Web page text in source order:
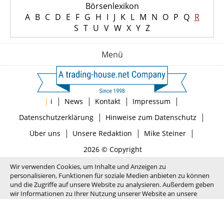
Börsenlexikon
A B C D E F G H I J K L M N O P Q R
S T U V W X Y Z
Menü
| i | News | Kontakt | Impressum |
Datenschutzerklärung| Hinweise zum Datenschutz |
Über uns | Unsere Redaktion | Mike Steiner|
2026 © Copyright
Wir verwenden Cookies, um Inhalte und Anzeigen zu
personalisieren, Funktionen für soziale Medien anbieten zu können
und die Zugriffe auf unsere Website zu analysieren. Außerdem geben
wir Informationen zu Ihrer Nutzung unserer Website an unsere